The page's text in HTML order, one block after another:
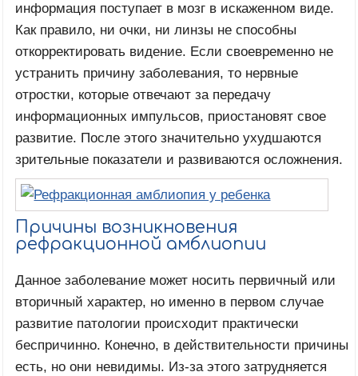
информация поступает в мозг в искаженном виде.
Как правило, ни очки, ни линзы не способны
откорректировать видение. Если своевременно не
устранить причину заболевания, то нервные
отростки, которые отвечают за передачу
информационных импульсов, приостановят свое
развитие. После этого значительно ухудшаются
зрительные показатели и развиваются осложнения.
Причины возникновения
рефракционной амблиопии
Данное заболевание может носить первичный или
вторичный характер, но именно в первом случае
развитие патологии происходит практически
беспричинно. Конечно, в действительности причины
есть, но они невидимы. Из-за этого затрудняется